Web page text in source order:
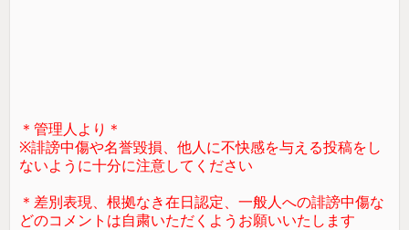
＊管理人より＊
※誹謗中傷や名誉毀損、他人に不快感を与える投稿をし
ないように十分に注意してください
＊差別表現、根拠なき在日認定、一般人への誹謗中傷な
どのコメントは自粛いただくようお願いいたします